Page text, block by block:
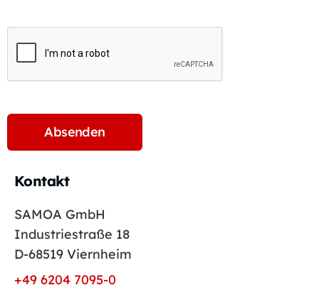
Kontakt
SAMOA GmbH
Industriestraße 18
D-68519 Viernheim
+49 6204 7095-0